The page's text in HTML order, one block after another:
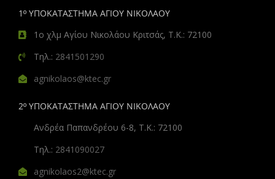
1º ΥΠΟΚΑΤΑΣΤΗΜΑ ΑΓΙΟΥ ΝΙΚΟΛΑΟΥ
1ο χλμ Αγίου Νικολάου Κριτσάς, Τ.Κ.: 72100
Τηλ.: 2841501290
agnikolaos@ktec.gr
2º ΥΠΟΚΑΤΑΣΤΗΜΑ ΑΓΙΟΥ ΝΙΚΟΛΑΟΥ
Ανδρέα Παπανδρέου 6-8, Τ.Κ.: 72100
Τηλ.: 2841090027
agnikolaos2@ktec.gr